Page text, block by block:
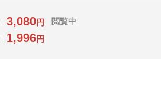
3,080円
閲覧中
1,996円